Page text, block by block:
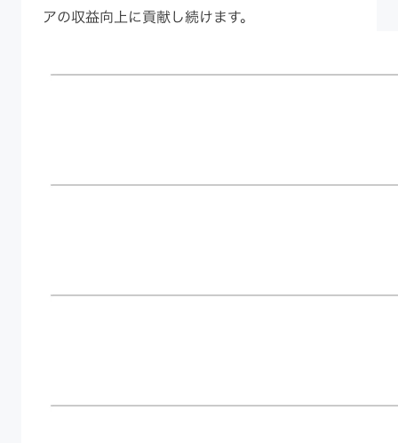
アの収益向上に貢献し続けます。